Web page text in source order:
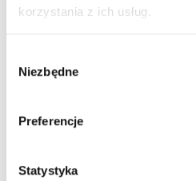
korzystania z ich usług.
zgody
Niezbędne
Preferencje
Statystyka